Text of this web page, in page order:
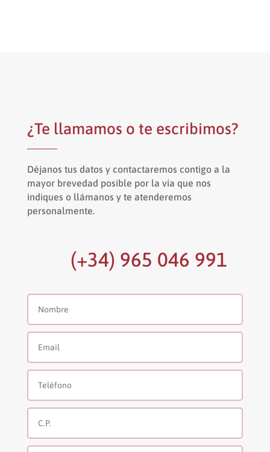
¿Te llamamos o te escribimos?
Déjanos tus datos y contactaremos contigo a la
mayor brevedad posible por la vía que nos
indiques o llámanos y te atenderemos
personalmente.
(+34) 965 046 991